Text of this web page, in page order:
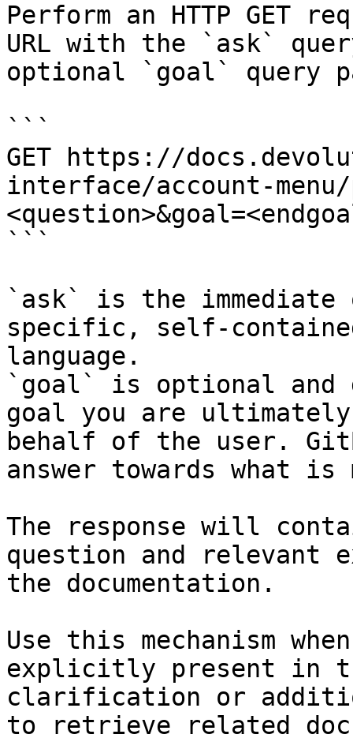
Perform an HTTP GET
URL with the `ask`
optional `goal` query
```
GET https://
interface/account-menu/
```
`ask` is the
specific, self-
language.
`goal` is optional and
goal you are
behalf of the user.
answer towards what
The response will
question and relevant
the documentation.
Use this mechanism
explicitly present in
clarification or